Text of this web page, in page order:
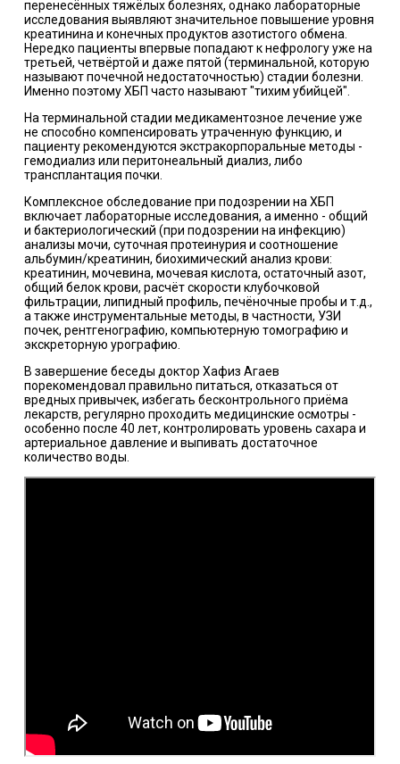
перенесённых тяжёлых болезнях, однако лабораторные
исследования выявляют значительное повышение уровня
креатинина и конечных продуктов азотистого обмена.
Нередко пациенты впервые попадают к нефрологу уже на
третьей, четвёртой и даже пятой (терминальной, которую
называют почечной недостаточностью) стадии болезни.
Именно поэтому ХБП часто называют "тихим убийцей".
На терминальной стадии медикаментозное лечение уже
не способно компенсировать утраченную функцию, и
пациенту рекомендуются экстракорпоральные методы -
гемодиализ или перитонеальный диализ, либо
трансплантация почки.
Комплексное обследование при подозрении на ХБП
включает лабораторные исследования, а именно - общий
и бактериологический (при подозрении на инфекцию)
анализы мочи, суточная протеинурия и соотношение
альбумин/креатинин, биохимический анализ крови:
креатинин, мочевина, мочевая кислота, остаточный азот,
общий белок крови, расчёт скорости клубочковой
фильтрации, липидный профиль, печёночные пробы и т.д.,
а также инструментальные методы, в частности, УЗИ
почек, рентгенографию, компьютерную томографию и
экскреторную урографию.
В завершение беседы доктор Хафиз Агаев
порекомендовал правильно питаться, отказаться от
вредных привычек, избегать бесконтрольного приёма
лекарств, регулярно проходить медицинские осмотры -
особенно после 40 лет, контролировать уровень сахара и
артериальное давление и выпивать достаточное
количество воды.